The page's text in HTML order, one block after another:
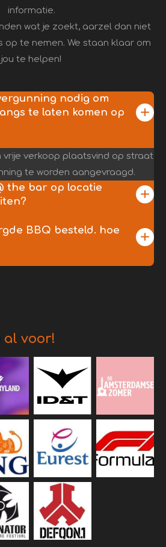
informatie.
wat je zoekt, aarzel dan niet
te nemen. We staan klaar om
jou te helpen!
nodig om
te laten komen op
vrije verkoop plaatsvind op straat
te worden aangevraagd.
the bar op locatie
BBQ besteld. hoe
al voor!